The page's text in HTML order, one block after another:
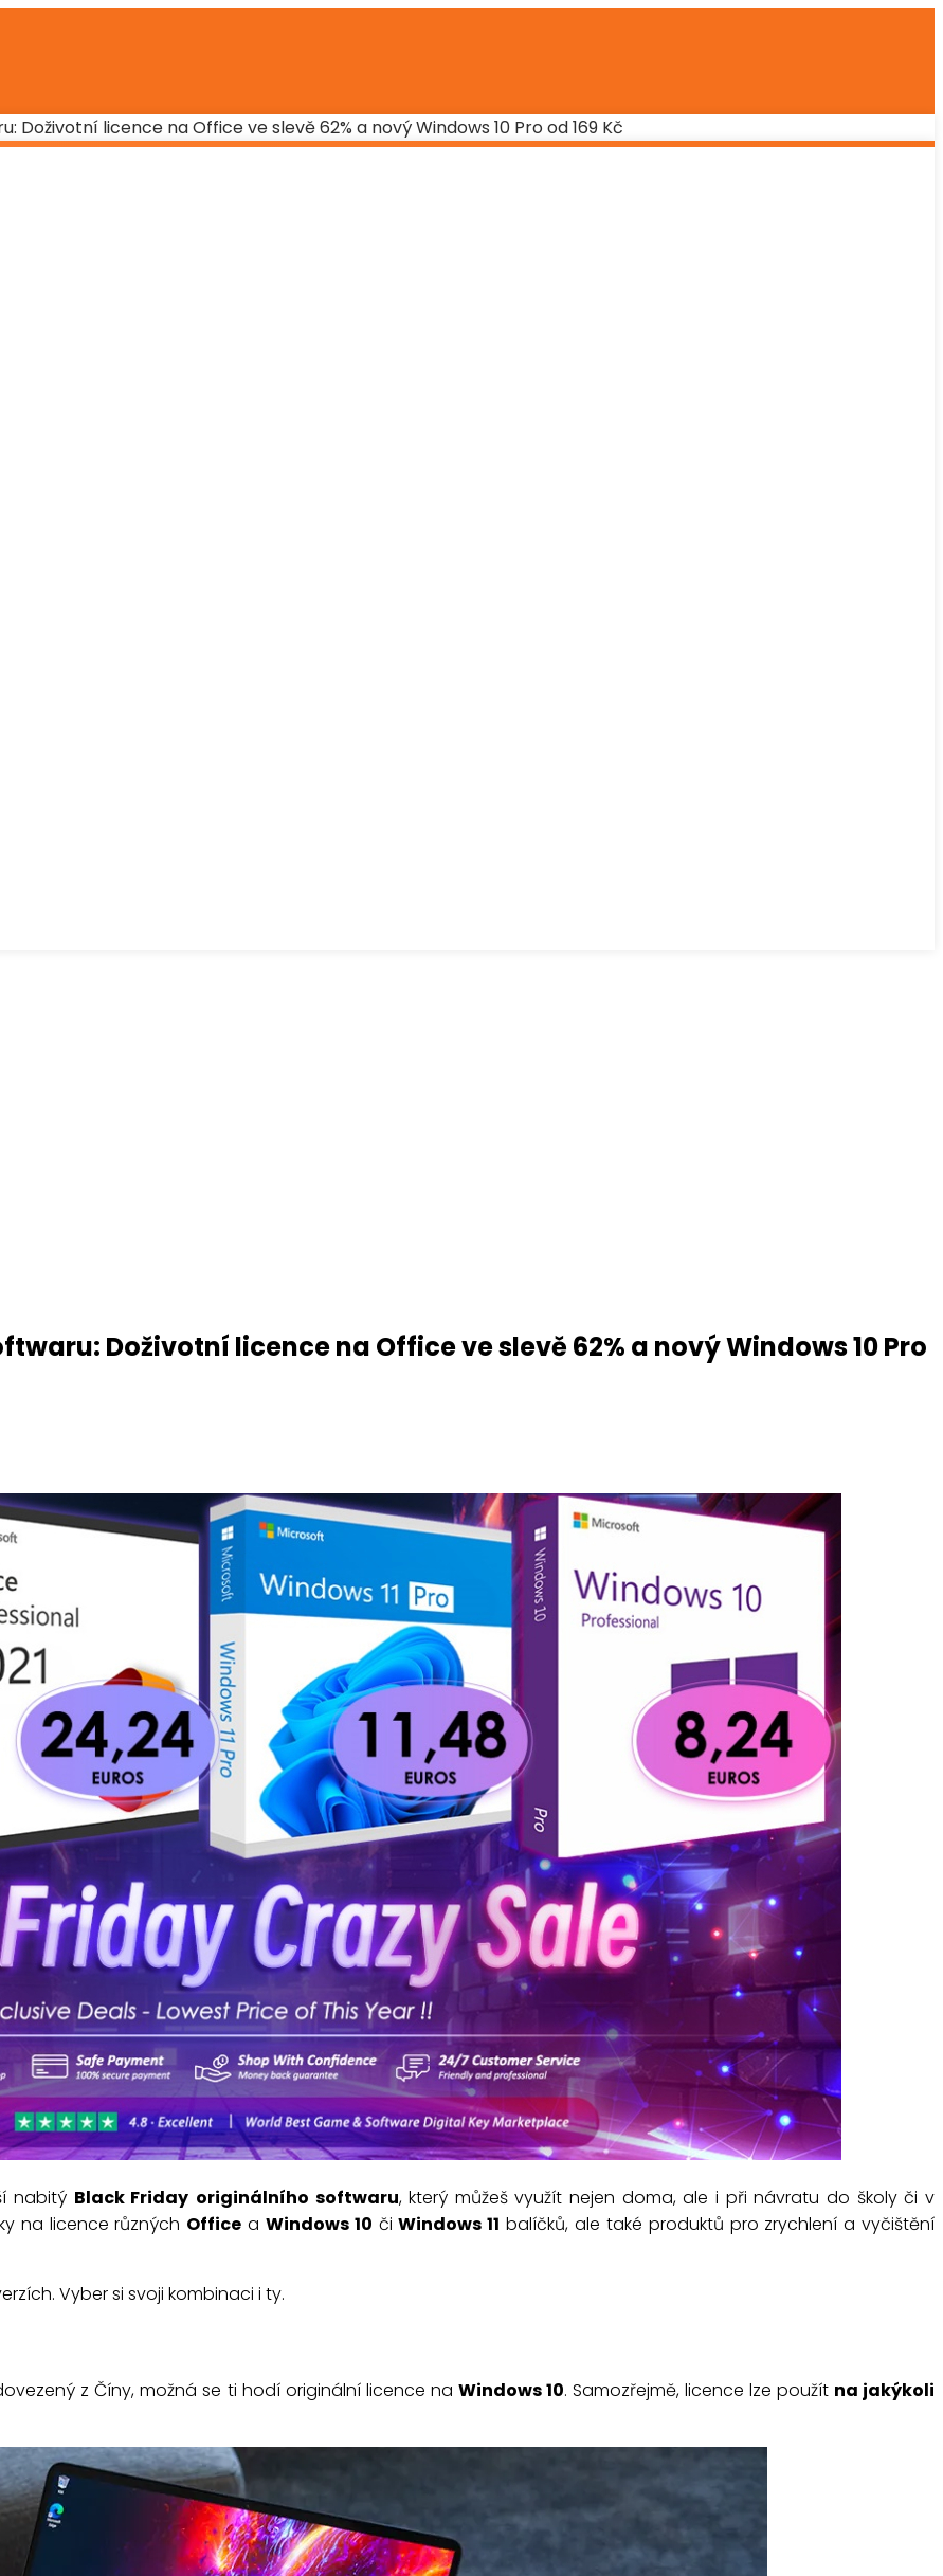
Doživotní licence na Office ve slevě 62% a nový Windows 10 Pro od 169 Kč
Doživotní licence na Office ve slevě 62% a nový Windows 10 Pro
nabitý Black Friday originálního softwaru, který můžeš využít nejen doma, ale i při návratu do školy či v
na licence různých Office a Windows 10 čiWindows 11 balíčků, ale také produktů pro zrychlení a vyčištění
Vyber si svoji kombinaci i ty.
z Číny, možná se ti hodí originální licence na Windows 10. Samozřejmě, licence lze použít na jakýkoli